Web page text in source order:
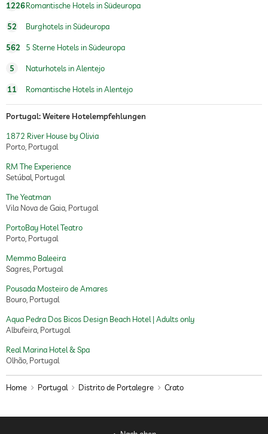
1226Romantische Hotels in Südeuropa
52 Burghotels in Südeuropa
562 5 Sterne Hotels in Südeuropa
5 Naturhotels in Alentejo
11 Romantische Hotels in Alentejo
Portugal: Weitere Hotelempfehlungen
1872 River House by Olivia
Porto, Portugal
RM The Experience
Setúbal, Portugal
The Yeatman
Vila Nova de Gaia, Portugal
PortoBay Hotel Teatro
Porto, Portugal
Memmo Baleeira
Sagres, Portugal
Pousada Mosteiro de Amares
Bouro, Portugal
Aqua Pedra Dos Bicos Design Beach Hotel | Adults only
Albufeira, Portugal
Real Marina Hotel & Spa
Olhão, Portugal
Home Portugal Distrito de Portalegre Crato